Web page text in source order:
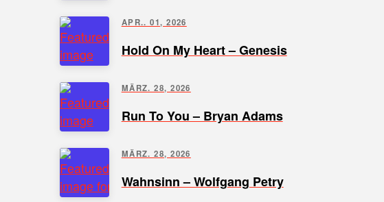
APR.. 01, 2026
Hold On My Heart – Genesis
MÄRZ. 28, 2026
Run To You – Bryan Adams
MÄRZ. 28, 2026
Wahnsinn – Wolfgang Petry